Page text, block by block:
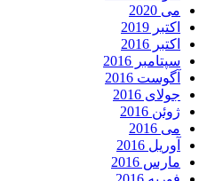
می 2020
اکتبر 2019
اکتبر 2016
سپتامبر 2016
آگوست 2016
جولای 2016
ژوئن 2016
می 2016
آوریل 2016
مارس 2016